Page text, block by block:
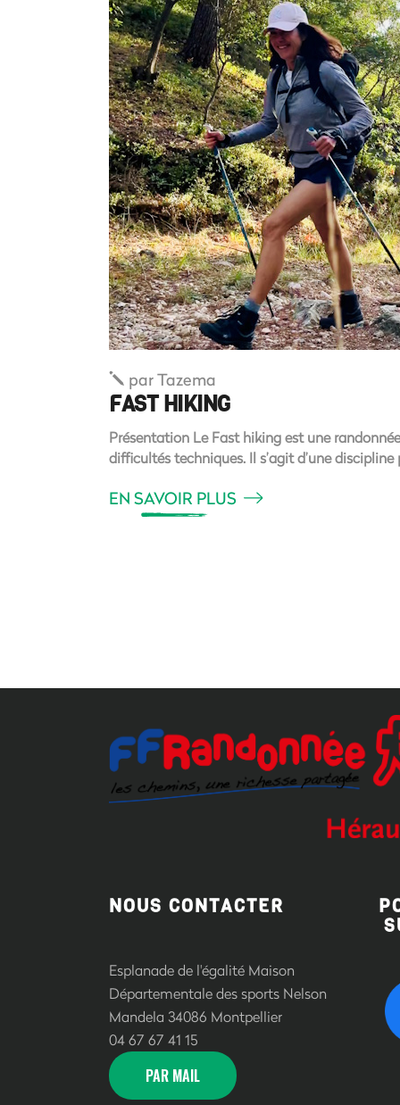
parTazema
FAST HIKING
Présentation Le Fast hiking est une
difficultés techniques. Il s’agit d’une
EN SAVOIR PLUS
NOUS CONTACTER
Esplanade de l'égalité Maison
Départementale des sports Nelson
Mandela 34086 Montpellier
04 67 67 41 15
PAR MAIL